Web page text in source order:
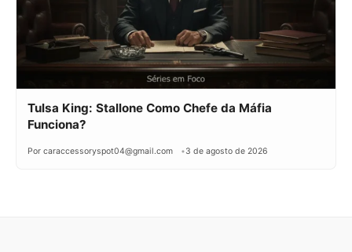
Tulsa King: Stallone Como Chefe da Máfia
Funciona?
Por caraccessoryspot04@gmail.com 3 de agosto de 2026